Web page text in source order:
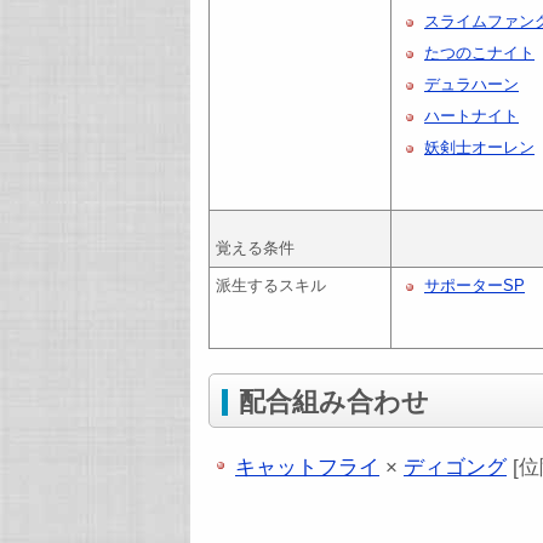
スライムファン
たつのこナイト
デュラハーン
ハートナイト
妖剣士オーレン
覚える条件
派生するスキル サポーターSP
配合組み合わせ
キャットフライ × ディゴング[位